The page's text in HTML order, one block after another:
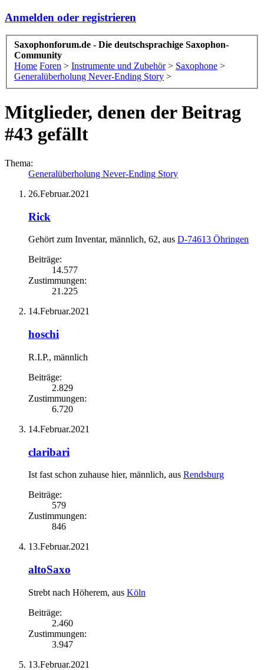
Anmelden oder registrieren
Saxophonforum.de - Die deutschsprachige Saxophon-
Community
Home Foren > Instrumente und Zubehör > Saxophone >
Generalüberholung Never-Ending Story >
Mitglieder, denen der Beitrag
#43 gefällt
Thema:
Generalüberholung Never-Ending Story
26.Februar.2021
Rick
Gehört zum Inventar, männlich, 62, aus D-74613 Öhringen
Beiträge:
14.577
Zustimmungen:
21.225
14.Februar.2021
hoschi
R.I.P., männlich
Beiträge:
2.829
Zustimmungen:
6.720
14.Februar.2021
claribari
Ist fast schon zuhause hier, männlich, aus Rendsburg
Beiträge:
579
Zustimmungen:
846
13.Februar.2021
altoSaxo
Strebt nach Höherem, aus Köln
Beiträge:
2.460
Zustimmungen:
3.947
13.Februar.2021